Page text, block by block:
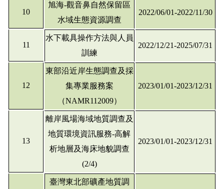
10
旭海-觀音鼻自然保留區
水域生態資源調查
2022/06/01-2022/11/30
11
水下載具操作方法與人員
訓練
2022/12/21-2025/07/31
12
東部沿近岸生態調查及採
集專業服務案
（NAMR112009）
2023/01/01-2023/12/31
13
離岸風場海域地質調查及
地質環境資訊服務-高解
析地層及海床地貌調查
(2/4)
2023/01/01-2023/12/31
臺灣東北部礦產地質調